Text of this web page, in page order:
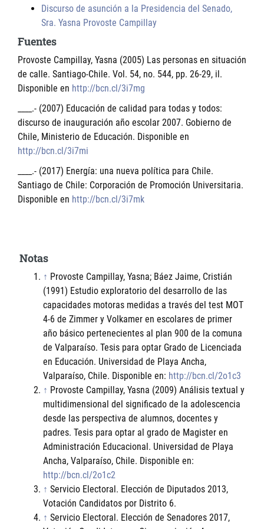
Discurso de asunción a la Presidencia del Senado,
Sra. Yasna Provoste Campillay
Fuentes
Provoste Campillay, Yasna (2005) Las personas en situación
de calle. Santiago-Chile. Vol. 54, no. 544, pp. 26-29, il.
Disponible en http://bcn.cl/3i7mg
____.- (2007) Educación de calidad para todas y todos:
discurso de inauguración año escolar 2007. Gobierno de
Chile, Ministerio de Educación. Disponible en
http://bcn.cl/3i7mi
____.- (2017) Energía: una nueva política para Chile.
Santiago de Chile: Corporación de Promoción Universitaria.
Disponible en http://bcn.cl/3i7mk
Notas
↑ Provoste Campillay, Yasna; Báez Jaime, Cristián
(1991) Estudio exploratorio del desarrollo de las
capacidades motoras medidas a través del test MOT
4-6 de Zimmer y Volkamer en escolares de primer
año básico pertenecientes al plan 900 de la comuna
de Valparaíso. Tesis para optar Grado de Licenciada
en Educación. Universidad de Playa Ancha,
Valparaíso, Chile. Disponible en: http://bcn.cl/2o1c3
↑ Provoste Campillay, Yasna (2009) Análisis textual y
multidimensional del significado de la adolescencia
desde las perspectiva de alumnos, docentes y
padres. Tesis para optar al grado de Magister en
Administración Educacional. Universidad de Playa
Ancha, Valparaíso, Chile. Disponible en:
http://bcn.cl/2o1c2
↑ Servicio Electoral. Elección de Diputados 2013,
Votación Candidatos por Distrito 6.
↑ Servicio Electoral. Elección de Senadores 2017,